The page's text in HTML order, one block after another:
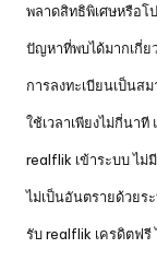
พลาดสิทธิพิเศษหรือโ
ปัญหาที่พบได้มากเกี่ย
การลงทะเบียนเป็นส
ใช้เวลาเพียงไม่กี่นา
realflik เข้าระบบ ไม่
ไม่เป็นอันตรายด้วยร
รับ realflik เครดิตฟรี